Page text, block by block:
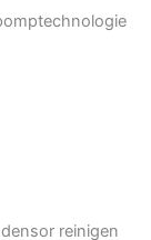
reinigen